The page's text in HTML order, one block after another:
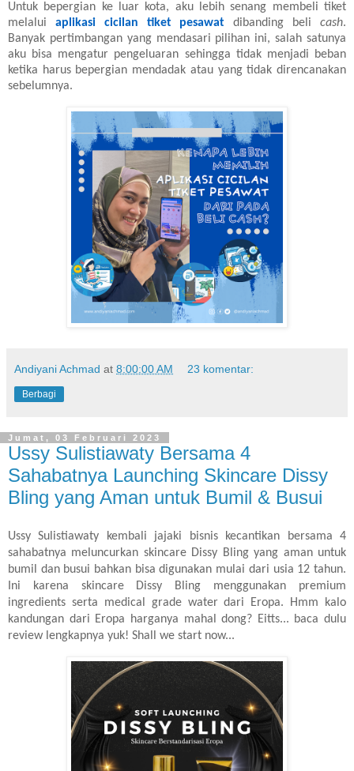
Untuk bepergian ke luar kota, aku lebih senang membeli tiket
melalui aplikasi cicilan tiket pesawat dibanding belicash.
Banyak pertimbangan yang mendasari pilihan ini, salah satunya
aku bisa mengatur pengeluaran sehingga tidak menjadi beban
ketika harus bepergian mendadak atau yang tidak direncanakan
sebelumnya.
Andiyani Achmad at 8:00:00 AM 23 komentar:
Berbagi
Jumat, 03 Februari 2023
Ussy Sulistiawaty Bersama 4
Sahabatnya Launching Skincare Dissy
Bling yang Aman untuk Bumil & Busui
Ussy Sulistiawaty kembali jajaki bisnis kecantikan bersama 4
sahabatnya meluncurkan skincare Dissy Bling yang aman untuk
bumil dan busui bahkan bisa digunakan mulai dari usia 12 tahun.
Ini karena skincare Dissy Bling menggunakan premium
ingredients serta medical grade water dari Eropa. Hmm kalo
kandungan dari Eropa harganya mahal dong? Eitts... baca dulu
review lengkapnya yuk! Shall we start now...